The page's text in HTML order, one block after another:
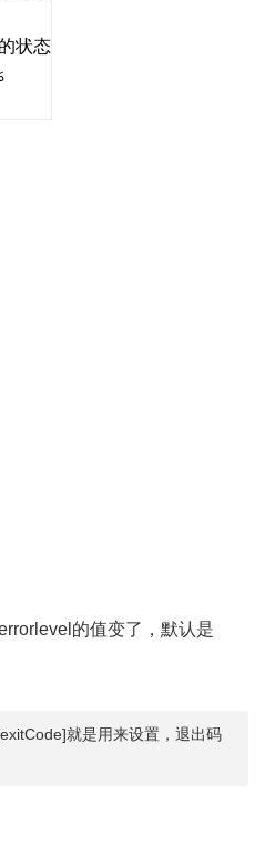
状态
的值变了，默认是
就是用来设置，退出码